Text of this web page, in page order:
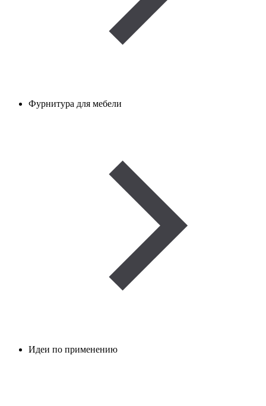
Фурнитура для мебели
Идеи по применению